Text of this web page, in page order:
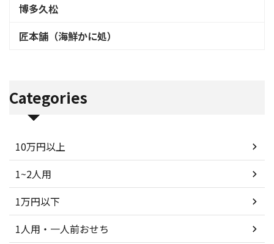
博多久松
匠本舗（海鮮かに処）
Categories
10万円以上
1~2人用
1万円以下
1人用・一人前おせち